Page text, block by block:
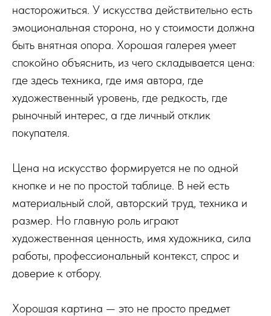
насторожиться. У искусства действительно есть
эмоциональная сторона, но у стоимости должна
быть внятная опора. Хорошая галерея умеет
спокойно объяснить, из чего складывается цена:
где здесь техника, где имя автора, где
художественный уровень, где редкость, где
рыночный интерес, а где личный отклик
покупателя.
Цена на искусство формируется не по одной
кнопке и не по простой таблице. В ней есть
материальный слой, авторский труд, техника и
размер. Но главную роль играют
художественная ценность, имя художника, сила
работы, профессиональный контекст, спрос и
доверие к отбору.
Хорошая картина — это не просто предмет